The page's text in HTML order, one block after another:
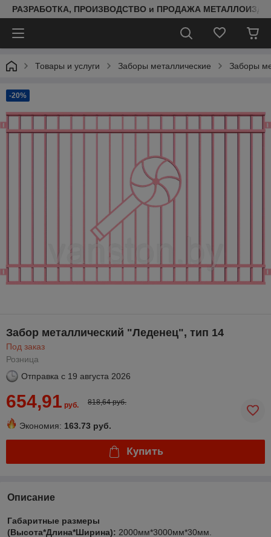
РАЗРАБОТКА, ПРОИЗВОДСТВО и ПРОДАЖА
Товары и услуги Заборы металлические Заборы
-20%
Забор металлический "Леденец", тип 14
Под заказ
Розница
Отправка с 19 августа 2026
654,91 руб. 818,64 руб.
Экономия: 163.73 руб.
Купить
Описание
Габаритные размеры
(Высота*Длина*Ширина): 2000мм*3000мм*30мм.